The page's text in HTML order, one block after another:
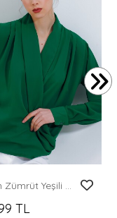
Kadın Zümrüt Yeşili Kruvaze Yaka Dökümlü Saten Bluz 0492
TL